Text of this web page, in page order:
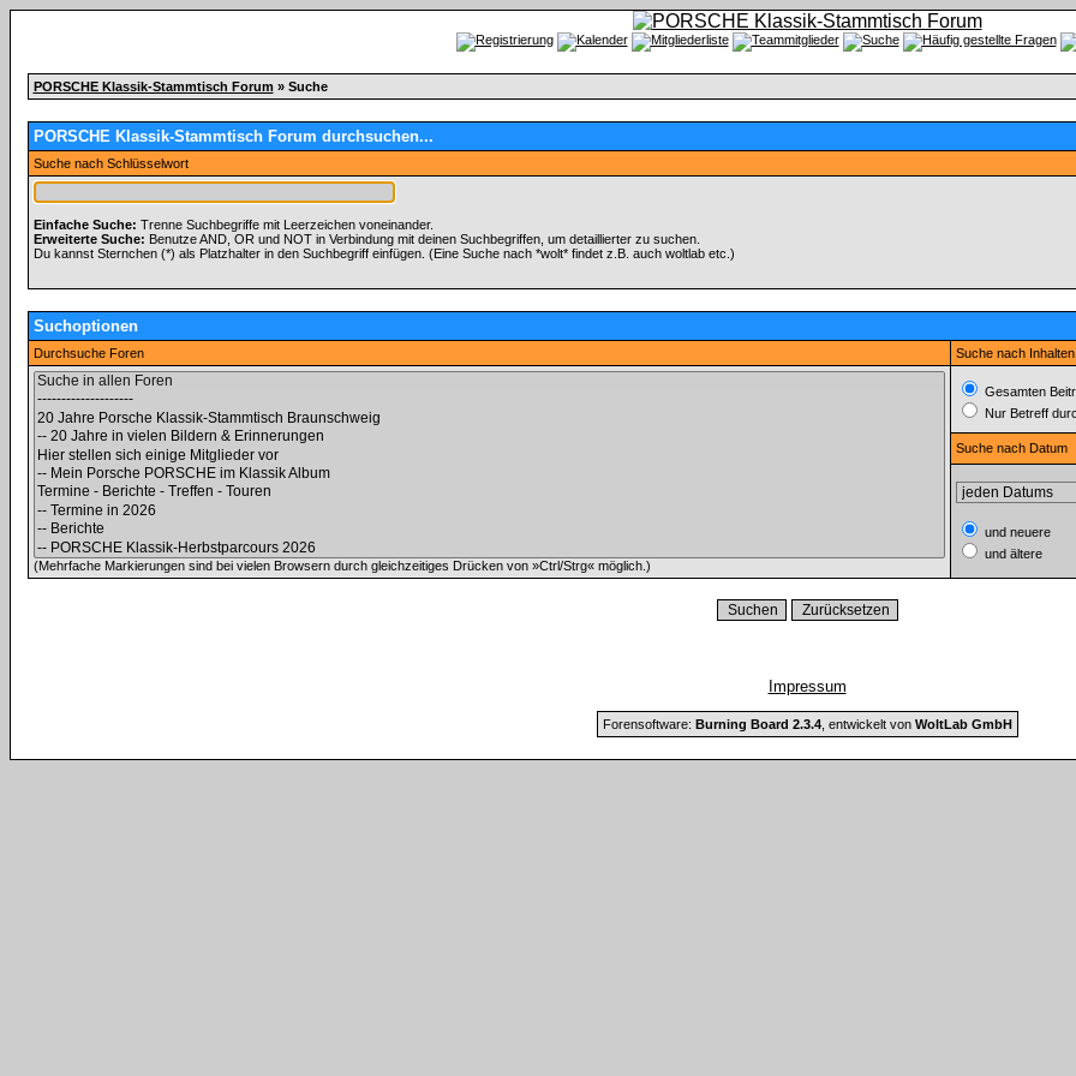
PORSCHE Klassik-Stammtisch Forum » Suche
PORSCHE Klassik-Stammtisch Forum durchsuchen...
Suche nach Schlüsselwort
Einfache Suche: Trenne Suchbegriffe mit Leerzeichen voneinander.
Erweiterte Suche: Benutze AND, OR und NOT in Verbindung mit deinen Suchbegriffen, um detaillierter zu suchen.
Du kannst Sternchen (*) als Platzhalter in den Suchbegriff einfügen. (Eine Suche nach *wolt* findet z.B. auch woltlab etc.)
Suchoptionen
Durchsuche Foren Suche nach Inhalten
(Mehrfache Markierungen sind bei vielen Browsern durch gleichzeitiges Drücken von »Ctrl/Strg« möglich.)
Gesamten
Nur Betreff
Suche nach Datum
und neuere
und ältere
Impressum
Forensoftware: Burning Board 2.3.4, entwickelt von WoltLab GmbH